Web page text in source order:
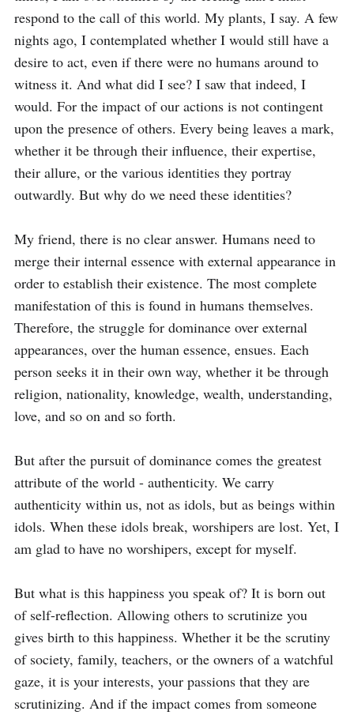
respond to the call of this world. My plants, I say. A few
nights ago, I contemplated whether I would still have a
desire to act, even if there were no humans around to
witness it. And what did I see? I saw that indeed, I
would. For the impact of our actions is not contingent
upon the presence of others. Every being leaves a mark,
whether it be through their influence, their expertise,
their allure, or the various identities they portray
outwardly. But why do we need these identities?
My friend, there is no clear answer. Humans need to
merge their internal essence with external appearance in
order to establish their existence. The most complete
manifestation of this is found in humans themselves.
Therefore, the struggle for dominance over external
appearances, over the human essence, ensues. Each
person seeks it in their own way, whether it be through
religion, nationality, knowledge, wealth, understanding,
love, and so on and so forth.
But after the pursuit of dominance comes the greatest
attribute of the world - authenticity. We carry
authenticity within us, not as idols, but as beings within
idols. When these idols break, worshipers are lost. Yet, I
am glad to have no worshipers, except for myself.
But what is this happiness you speak of? It is born out
of self-reflection. Allowing others to scrutinize you
gives birth to this happiness. Whether it be the scrutiny
of society, family, teachers, or the owners of a watchful
gaze, it is your interests, your passions that they are
scrutinizing. And if the impact comes from someone